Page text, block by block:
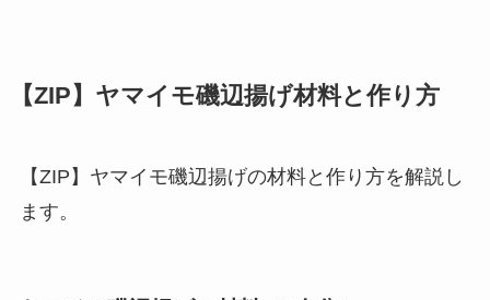
【ZIP】ヤマイモ磯辺揚げ材料と作り方
【ZIP】ヤマイモ磯辺揚げの材料と作り方を解説し
ます。